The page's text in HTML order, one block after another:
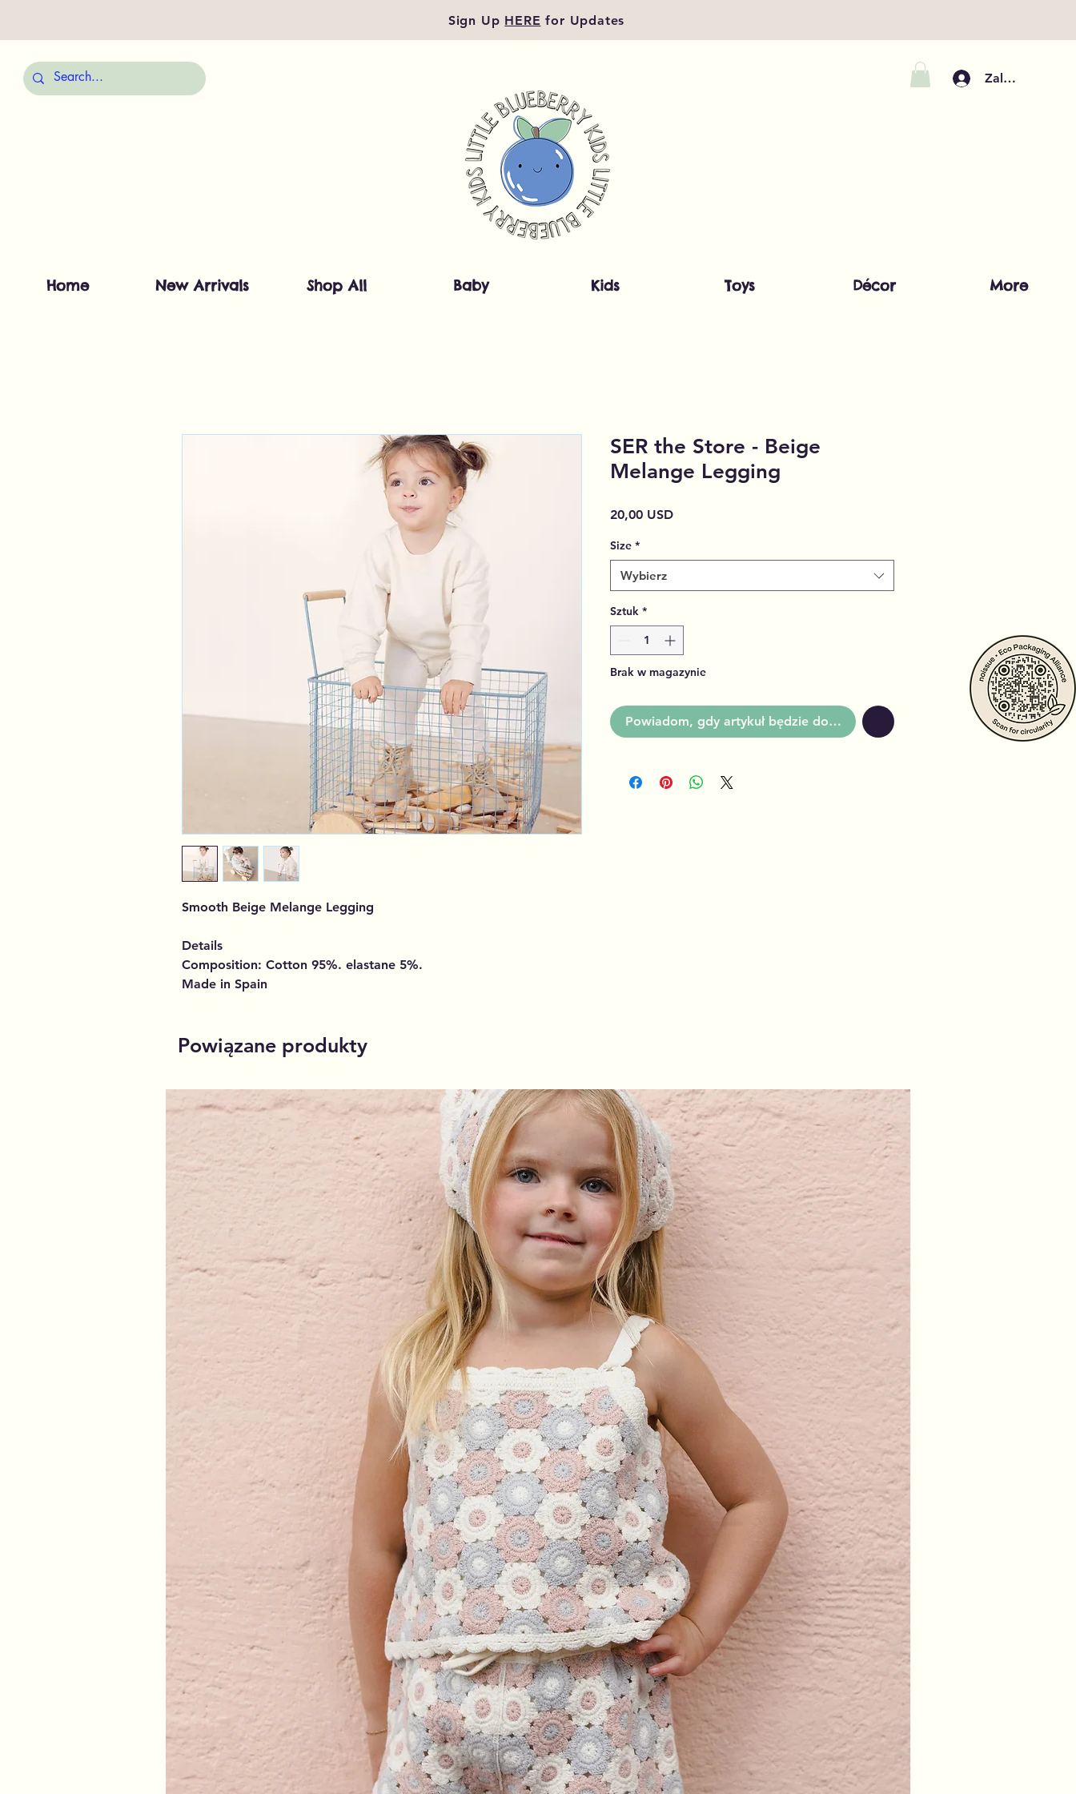
Sign Up HERE for Updates
Zaloguj się
Home New Arrivals Shop All Baby Kids Toys Décor More
Smooth Beige Melange Legging
Details
Composition: Cotton 95%. elastane 5%.
Made in Spain
SER the Store - Beige
Melange Legging
20,00 USDCena
Size *
Wybierz
Sztuk *
Brak w magazynie
Powiadom, gdy artykuł będzie dostępny
Powiązane produkty